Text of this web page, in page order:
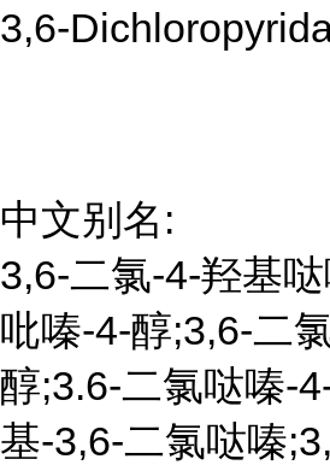
3,6-
中文别名:
3,6-二氯-4-羟基
吡嗪-4-醇;3,6-二
醇;3.6-二氯哒嗪-
基-3,6-二氯哒嗪